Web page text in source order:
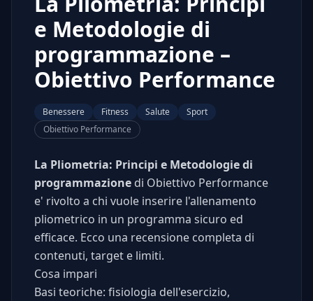
e Metodologie di
programmazione –
Obiettivo Performance
Benessere Fitness Salute
Sport
Obiettivo Performance
La Pliometria: Principi e Metodologie di
programmazione di Obiettivo Performance
e' rivolto a chi vuole inserire l'allenamento
pliometrico in un programma sicuro ed
efficace. Ecco una recensione completa di
contenuti, target e limiti.
Cosa impari
Basi teoriche: fisiologia dell'esercizio,